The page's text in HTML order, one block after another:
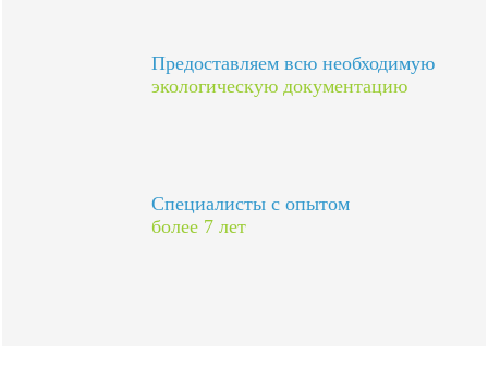
Предоставляем всю необходимую
экологическую документацию
Специалисты с опытом
более 7 лет